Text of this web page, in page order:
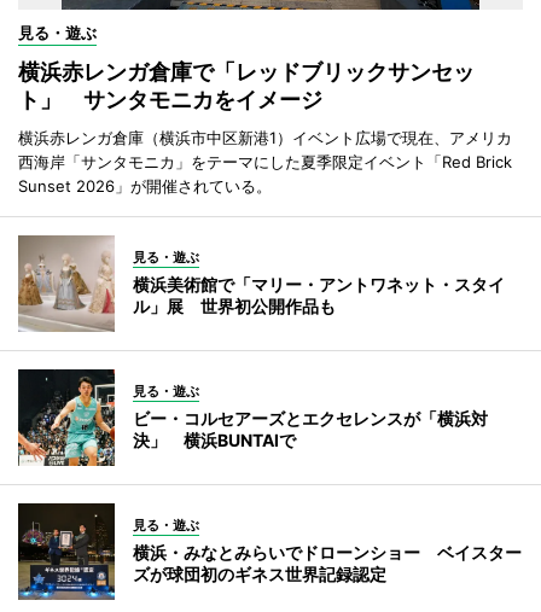
見る・遊ぶ
横浜赤レンガ倉庫で「レッドブリックサンセッ
ト」 サンタモニカをイメージ
横浜赤レンガ倉庫（横浜市中区新港1）イベント広場で現在、アメリカ
西海岸「サンタモニカ」をテーマにした夏季限定イベント「Red Brick
Sunset 2026」が開催されている。
見る・遊ぶ
横浜美術館で「マリー・アントワネット・スタイ
ル」展 世界初公開作品も
見る・遊ぶ
ビー・コルセアーズとエクセレンスが「横浜対
決」 横浜BUNTAIで
見る・遊ぶ
横浜・みなとみらいでドローンショー ベイスター
ズが球団初のギネス世界記録認定